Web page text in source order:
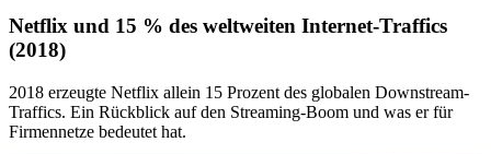
Netflix und 15 % des weltweiten Internet-Traffics
(2018)
2018 erzeugte Netflix allein 15 Prozent des globalen Downstream-
Traffics. Ein Rückblick auf den Streaming-Boom und was er für
Firmennetze bedeutet hat.